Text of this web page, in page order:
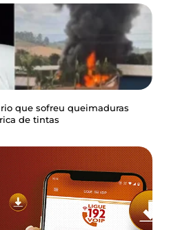
que sofreu queimaduras
de tintas